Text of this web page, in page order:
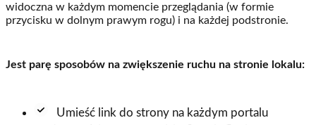
widoczna w każdym momencie przeglądania (w formie
przycisku w dolnym prawym rogu) i na każdej podstronie.
Jest parę sposobów na zwiększenie ruchu na stronie lokalu:
Umieść link do strony na każdym portalu